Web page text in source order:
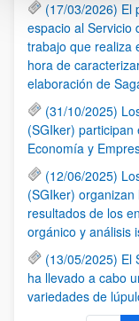
(17/03/2026) El
espacio al Servicio
trabajo que realiza
hora de
elaboración de
(31/10/2025)
(SGIker)
Economía y
(12/06/2025)
(SGIker)
resultados de los
orgánico y análisis
(13/05/2025) El
ha llevado a cabo
variedades de